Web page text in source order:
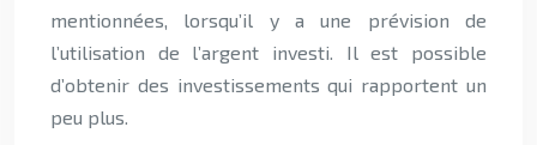
mentionnées, lorsqu’il y a une prévision de
l’utilisation de l’argent investi. Il est possible
d’obtenir des investissements qui rapportent un
peu plus.